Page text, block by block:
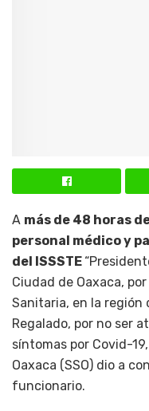
A más de 48 horas
personal médico y
del ISSSTE
Ciudad de Oaxaca,
Sanitaria, en la región
Regalado, por no ser
síntomas por Covid-
Oaxaca (SSO) dio a
funcionario.